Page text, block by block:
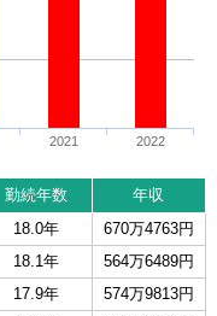
2021 2022
勤続年数
年収
18.0年
670万4763円
18.1年
564万6489円
17.9年
574万9813円